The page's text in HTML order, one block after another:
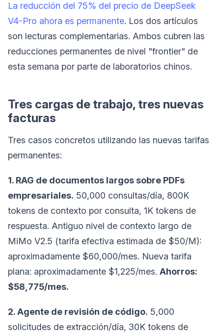
La reducción del 75% del precio de DeepSeek
V4-Pro ahora es permanente. Los dos artículos
son lecturas complementarias. Ambos cubren las
reducciones permanentes de nivel "frontier" de
esta semana por parte de laboratorios chinos.
Tres cargas de trabajo, tres nuevas
facturas
Tres casos concretos utilizando las nuevas tarifas
permanentes:
1. RAG de documentos largos sobre PDFs
empresariales. 50,000 consultas/día, 800K
tokens de contexto por consulta, 1K tokens de
respuesta. Antiguo nivel de contexto largo de
MiMo V2.5 (tarifa efectiva estimada de $50/M):
aproximadamente $60,000/mes. Nueva tarifa
plana: aproximadamente $1,225/mes. Ahorros:
$58,775/mes.
2. Agente de revisión de código. 5,000
solicitudes de extracción/día, 30K tokens de